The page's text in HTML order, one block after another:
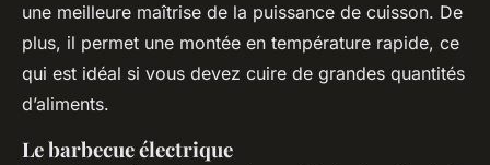
une meilleure maîtrise de la puissance de cuisson. De
plus, il permet une montée en température rapide, ce
qui est idéal si vous devez cuire de grandes quantités
d’aliments.
Le barbecue électrique